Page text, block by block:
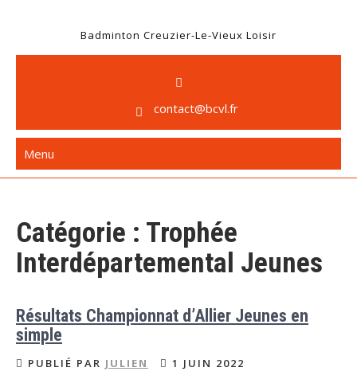
Badminton Creuzier-Le-Vieux Loisir
contact@bcvl.fr
Menu
Catégorie : Trophée
Interdépartemental Jeunes
Résultats Championnat d’Allier Jeunes en
simple
PUBLIÉ PAR JULIEN 1 JUIN 2022